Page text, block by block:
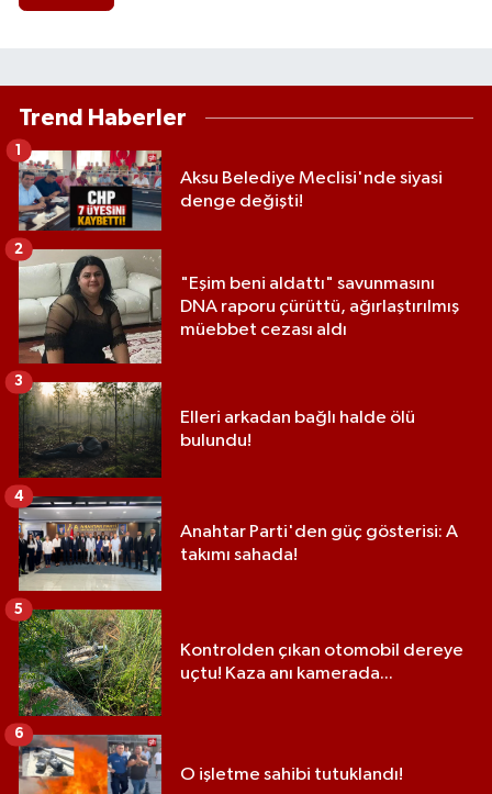
Trend Haberler
Aksu Belediye Meclisi'nde siyasi
denge değişti!
1
"Eşim beni aldattı" savunmasını
DNA raporu çürüttü, ağırlaştırılmış
müebbet cezası aldı
2
Elleri arkadan bağlı halde ölü
bulundu!
3
Anahtar Parti'den güç gösterisi: A
takımı sahada!
4
Kontrolden çıkan otomobil dereye
uçtu! Kaza anı kamerada...
5
O işletme sahibi tutuklandı!
6